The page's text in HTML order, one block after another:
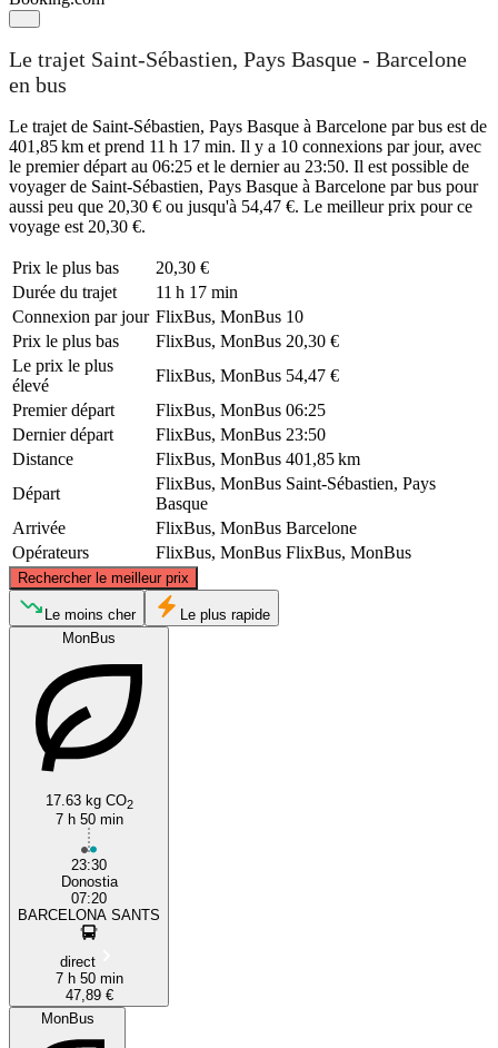
Le trajet Saint-Sébastien, Pays Basque - Barcelone
en bus
Le trajet de Saint-Sébastien, Pays Basque à Barcelone par bus est de
401,85 km et prend 11 h 17 min. Il y a 10 connexions par jour, avec
le premier départ au 06:25 et le dernier au 23:50. Il est possible de
voyager de Saint-Sébastien, Pays Basque à Barcelone par bus pour
aussi peu que 20,30 € ou jusqu'à 54,47 €. Le meilleur prix pour ce
voyage est 20,30 €.
Prix ​​le plus bas
20,30 €
Durée du trajet
11 h 17 min
Connexion par jour FlixBus, MonBus 10
Prix ​​le plus bas
FlixBus, MonBus 20,30 €
Le prix le plus
élevé
FlixBus, MonBus 54,47 €
Premier départ
FlixBus, MonBus 06:25
Dernier départ
FlixBus, MonBus 23:50
Distance
FlixBus, MonBus 401,85 km
Départ
FlixBus, MonBus Saint-Sébastien, Pays
Basque
Arrivée
FlixBus, MonBus Barcelone
Opérateurs
FlixBus, MonBus FlixBus, MonBus
Rechercher le meilleur prix
San Sebastián / Donostia
©CARTO, ©OpenStreetMapcontributors
Le moins cher
Le plus rapide
MonBus
17.63 kg CO2
7 h 50 min
23:30
Donostia
07:20
BARCELONA SANTS
direct
7 h 50 min
47,89 €
MonBus